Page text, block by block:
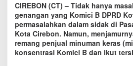
A
n
c
a
m
T
u
CIREBON (CT) – Tidak hanya
genangan yang Komici B DPRD
permasalahkan dalam sidak di
Kota Cirebon. Namun,
remang penjual minuman keras
konsentrasi Komici B dan ikut